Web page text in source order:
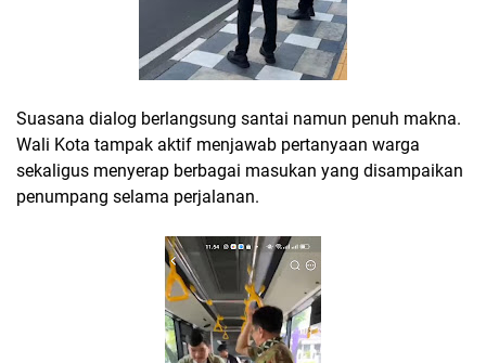
Suasana dialog berlangsung santai namun penuh makna.
Wali Kota tampak aktif menjawab pertanyaan warga
sekaligus menyerap berbagai masukan yang disampaikan
penumpang selama perjalanan.